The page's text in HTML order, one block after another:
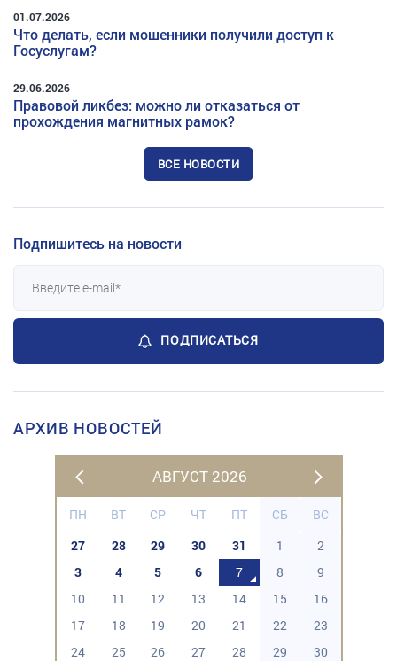
01.07.2026
Что делать, если мошенники получили доступ к
Госуслугам?
29.06.2026
Правовой ликбез: можно ли отказаться от
прохождения магнитных рамок?
ВСЕ НОВОСТИ
Подпишитесь на новости
ПОДПИСАТЬСЯ
АРХИВ НОВОСТЕЙ
АВГУСТ 2026
ПН ВТ СР ЧТ ПТ СБ
ВС
27
28 29 30 31 1
2
3
4 5 6 7 8
9
10
11 12 13 14 15
16
17
18 19 20 21 22
23
24
25 26 27 28 29
30